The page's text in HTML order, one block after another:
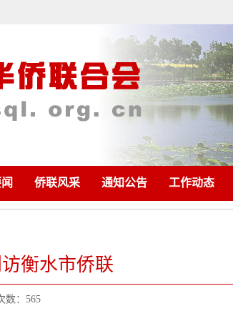
侨联风采 通知公告 工作动态
衡水市侨联
数：565